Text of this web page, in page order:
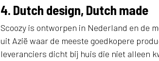
4. Dutch design, Dutch made
Scoozy is ontworpen in Nederland en de
uit Azië waar de meeste goedkopere
leveranciers dicht bij huis die niet alleen